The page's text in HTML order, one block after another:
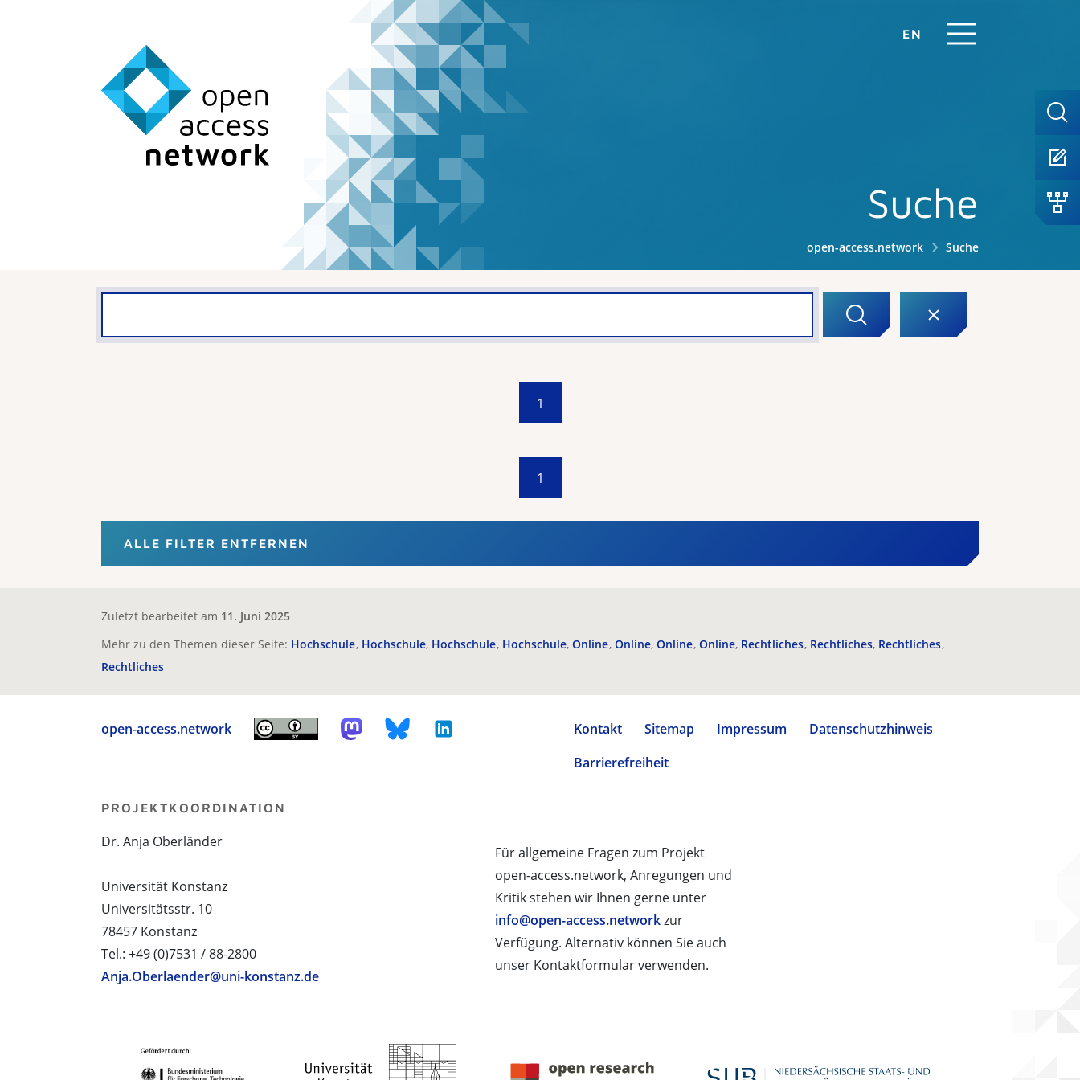
EN
Suche
open-access.network Suche
1
1
ALLE FILTER ENTFERNEN
Zuletzt bearbeitet am 11. Juni 2025
Mehr zu den Themen dieser Seite: Hochschule Hochschule Hochschule Hochschule Online Online Online Online Rechtliches Rechtliches Rechtliches
Rechtliches
open-access.network Kontakt Sitemap Impressum
Datenschutzhinweis
Barrierefreiheit
Für allgemeine Fragen zum Projekt
open-access.network, Anregungen und
Kritik stehen wir Ihnen gerne unter
info@open-access.networkzur
Verfügung. Alternativ können Sie auch
unser Kontaktformular verwenden.
PROJEKTKOORDINATION
Dr. Anja Oberländer
Universität Konstanz
Universitätsstr. 10
78457 Konstanz
Tel.: +49 (0)7531 / 88-2800
Anja.Oberlaender@uni-konstanz.de